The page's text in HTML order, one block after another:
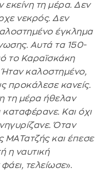
εκείνη τη μέρα. Δεν
νεκρός. Δεν
έγκλημα
Αυτά τα 150-
το Καραϊσκάκη
καλοστημένο,
προκάλεσε κανείς.
τη μέρα ήθελαν
Και όχι
Όταν
ΜΑΤατζής και έπεσε
η ναυτική
τελείωσε».